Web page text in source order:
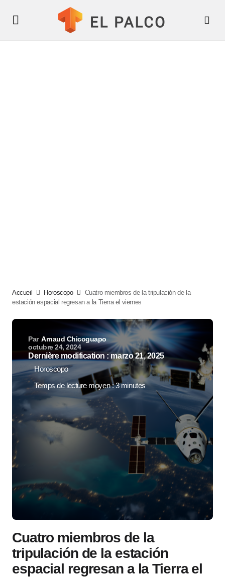
Accueil Horoscopo
Cuatro miembros de la tripulación de la
estación espacial regresan a la Tierra el viernes
Par Arnaud Chicoguapo
octubre 24, 2024
Dernière modification : marzo 21, 2025
Horoscopo
Temps de lecture moyen : 3 minutes
Cuatro miembros de la
tripulación de la estación
espacial regresan a la Tierra el